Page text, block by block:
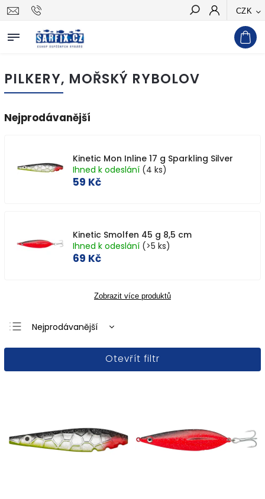
CZK
Hledat
PILKERY, MOŘSKÝ RYBOLOV
Nejprodávanější
Kinetic Mon Inline 17 g Sparkling Silver
Ihned k odeslání (4 ks)
59 Kč
Kinetic Smolfen 45 g 8,5 cm
Ihned k odeslání (>5 ks)
69 Kč
Zobrazit více produktů
Nejprodávanější
Nejlevnější
Otevřít filtr